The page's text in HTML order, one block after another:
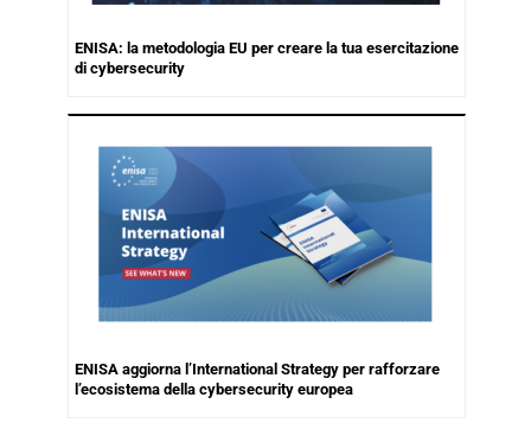
ENISA: la metodologia EU per creare la tua esercitazione
di cybersecurity
ENISA aggiorna l’International Strategy per rafforzare
l’ecosistema della cybersecurity europea